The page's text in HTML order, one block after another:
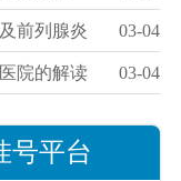
前列腺炎 03-04
院的解读 03-04
号平台